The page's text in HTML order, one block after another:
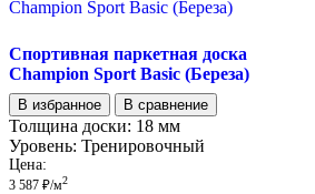
Спортивная паркетная доска
Champion Sport Basic (Береза)
В избранное В сравнение
Толщина доски: 18 мм
Уровень: Тренировочный
Цена:
3 587 ₽/м2